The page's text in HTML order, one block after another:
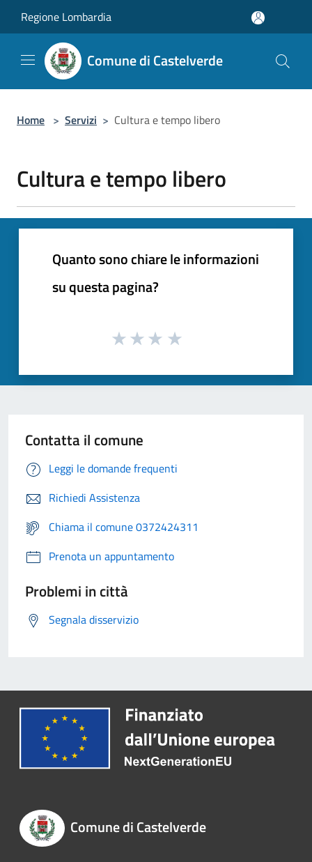
Regione Lombardia
Comune di Castelverde
Home > Servizi > Cultura e tempo libero
Cultura e tempo libero
Quanto sono chiare le informazioni
su questa pagina?
Contatta il comune
Leggi le domande frequenti
Richiedi Assistenza
Chiama il comune 0372424311
Prenota un appuntamento
Problemi in città
Segnala disservizio
Comune di Castelverde